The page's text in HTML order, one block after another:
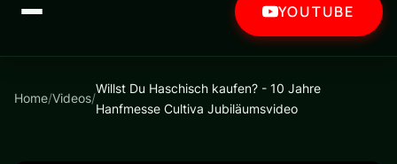
YOUTUBE
Home/Videos/
Willst Du Haschisch kaufen? - 10 Jahre
Hanfmesse Cultiva Jubiläumsvideo